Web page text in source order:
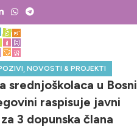
,NOVOSTI & PROJEKTI
srednjoškolaca u Bosni
raspisuje javni
3 dopunska člana